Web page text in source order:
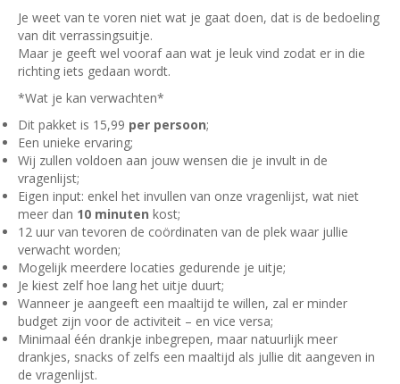
Je weet van te voren niet wat je gaat doen, dat is de bedoeling
van dit verrassingsuitje.
Maar je geeft wel vooraf aan wat je leuk vind zodat er in die
richting iets gedaan wordt.
*Wat je kan verwachten*
Dit pakket is 15,99 per persoon;
Een unieke ervaring;
Wij zullen voldoen aan jouw wensen die je invult in de
vragenlijst;
Eigen input: enkel het invullen van onze vragenlijst, wat niet
meer dan 10 minuten kost;
12 uur van tevoren de coördinaten van de plek waar jullie
verwacht worden;
Mogelijk meerdere locaties gedurende je uitje;
Je kiest zelf hoe lang het uitje duurt;
Wanneer je aangeeft een maaltijd te willen, zal er minder
budget zijn voor de activiteit – en vice versa;
Minimaal één drankje inbegrepen, maar natuurlijk meer
drankjes, snacks of zelfs een maaltijd als jullie dit aangeven in
de vragenlijst.